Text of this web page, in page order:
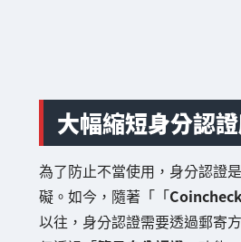
大幅縮短身分認證
為了防止不當使用，身分認證
礙。如今，隨著「「
以往，身分認證需要透過郵寄